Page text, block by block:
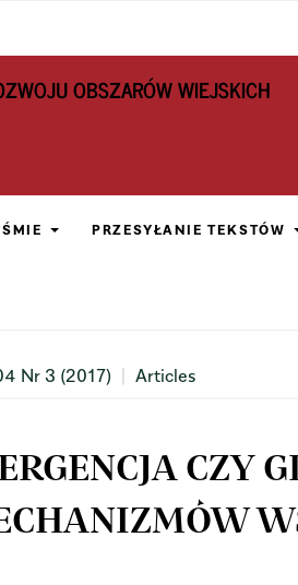
OBSZARÓW WIEJSKICH
PRZESYŁANIE TEKSTÓW
Nr 3 (2017) Articles
CZY